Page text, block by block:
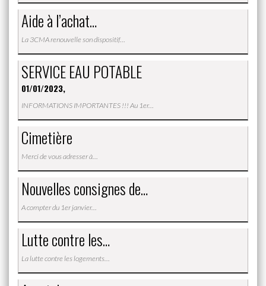
Aide à l’achat…
La 3CMA renouvelle son dispositif…
SERVICE EAU POTABLE
01/01/2023,
INFORMATIONS IMPORTANTES !!! Au 1er…
Cimetière
Merci de vous adresser à…
Nouvelles consignes de…
A compter du 1er janvier…
Lutte contre les…
La lutte contre les logements…